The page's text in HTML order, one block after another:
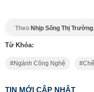
Theo Nhịp Sống Thị Trường
Từ Khóa:
Ngành Công Nghệ
TIN MỚI CẬP NHẬT